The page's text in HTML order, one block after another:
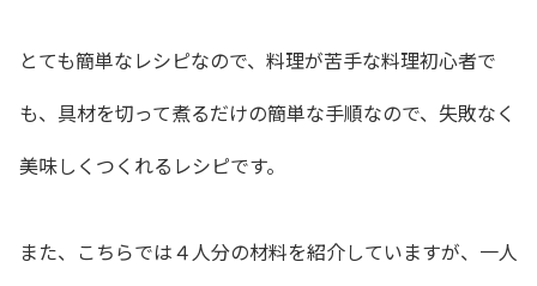
とても簡単なレシピなので、料理が苦手な料理初心者で
も、具材を切って煮るだけの簡単な手順なので、失敗なく
美味しくつくれるレシピです。
また、こちらでは４人分の材料を紹介していますが、一人